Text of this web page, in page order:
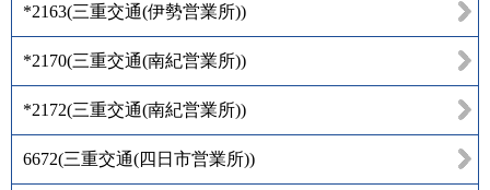
*2163(三重交通(伊勢営業所))
*2170(三重交通(南紀営業所))
*2172(三重交通(南紀営業所))
6672(三重交通(四日市営業所))